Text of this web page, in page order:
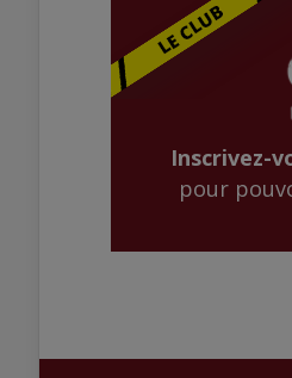
Inscrivez-
pour